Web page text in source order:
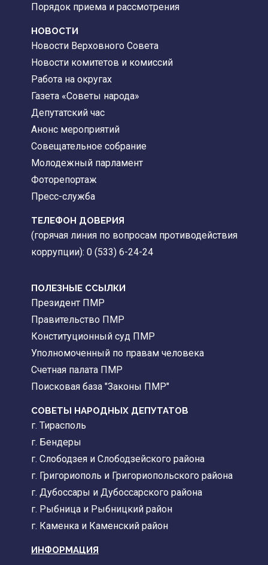
Порядок приема и рассмотрения
НОВОСТИ
Новости Верховного Совета
Новости комитетов и комиссий
Работа на округах
Газета «Советы народа»
Депутатский час
Анонс мероприятий
Совещательное собрание
Молодежный парламент
Фоторепортаж
Пресс-служба
ТЕЛЕФОН ДОВЕРИЯ
(горячая линия по вопросам противодействия
коррупции): 0 (533) 6-24-24
ПОЛЕЗНЫЕ ССЫЛКИ
Президент ПМР
Правительство ПМР
Конституционный суд ПМР
Уполномоченный по правам человека
Счетная палата ПМР
Поисковая база "Законы ПМР"
СОВЕТЫ НАРОДНЫХ ДЕПУТАТОВ
г. Тирасполь
г. Бендеры
г. Слободзея и Слободзейского района
г. Григориополь и Григориопольского района
г. Дубоссары и Дубоссарского района
г. Рыбница и Рыбницкий район
г. Каменка и Каменский район
ИНФОРМАЦИЯ